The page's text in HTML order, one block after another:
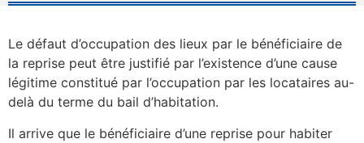
Le défaut d’occupation des lieux par le bénéficiaire de
la reprise peut être justifié par l’existence d’une cause
légitime constitué par l’occupation par les locataires au-
delà du terme du bail d’habitation.
Il arrive que le bénéficiaire d’une reprise pour habiter